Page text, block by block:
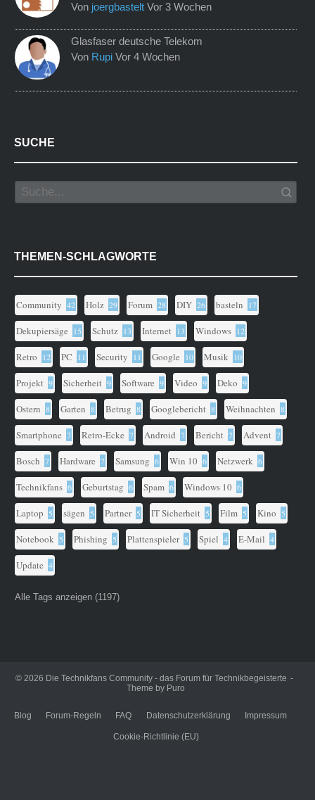
Von joergbastelt Vor 3 Wochen
Glasfaser deutsche Telekom
Von Rupi Vor 4 Wochen
SUCHE
THEMEN-SCHLAGWORTE
Community 42 Holz 29 Forum 28 DIY 26 basteln 17
Dekupiersäge 15 Schutz 13 Internet 13 Windows 12
Retro 12 PC 11 Security 11 Google 10 Musik 10
Projekt 9 Sicherheit 9 Software 9 Video 9 Deko 9
Ostern 8 Garten 8 Betrug 8 Googlebericht 8 Weihnachten 8
Smartphone 7 Retro-Ecke 7 Android 7 Bericht 7 Advent 7
Bosch 7 Hardware 7 Samsung 6 Win 10 6 Netzwerk 6
Technikfans 6 Geburtstag 6 Spam 6 Windows 10 6
Laptop 5 sägen 5 Partner 5 IT Sicherheit 5 Film 5 Kino 5
Notebook 5 Phishing 5 Plattenspieler 5 Spiel 4 E-Mail 4
Update 4
Alle Tags anzeigen (1197)
© 2026 Die Technikfans Community - das Forum für Technikbegeisterte
Theme by Puro
Blog Forum-Regeln FAQ Datenschutzerklärung Impressum
Cookie-Richtlinie (EU)